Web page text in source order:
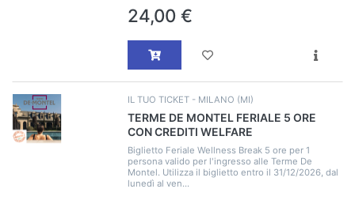
24,00 €
IL TUO TICKET - MILANO (MI)
TERME DE MONTEL FERIALE 5 ORE
CON CREDITI WELFARE
Biglietto Feriale Wellness Break 5 ore per 1
persona valido per l'ingresso alle Terme De
Montel. Utilizza il biglietto entro il 31/12/2026, dal
lunedì al ven...